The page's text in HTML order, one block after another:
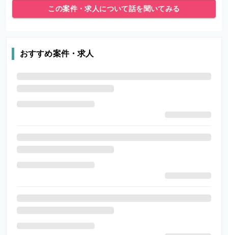
この案件・求人について話を聞いてみる
おすすめ案件・求人